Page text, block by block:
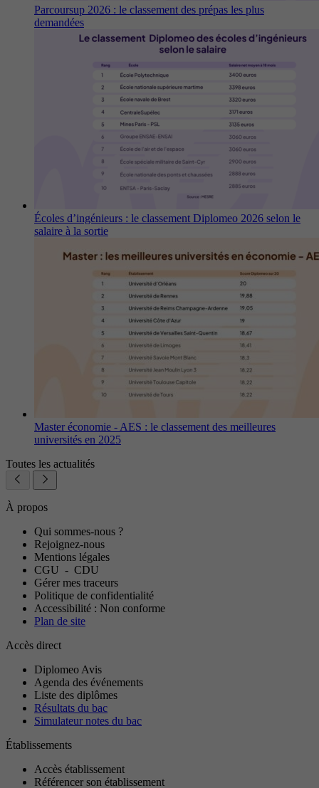
Parcoursup 2026 : le classement des prépas les plus
demandées
Écoles d’ingénieurs : le classement Diplomeo 2026 selon le
salaire à la sortie
Master économie - AES : le classement des meilleures
universités en 2025
Toutes les actualités
À propos
Qui sommes-nous ?
Rejoignez-nous
Mentions légales
CGU - CDU
Gérer mes traceurs
Politique de confidentialité
Accessibilité : Non conforme
Plan de site
Accès direct
Diplomeo Avis
Agenda des événements
Liste des diplômes
Résultats du bac
Simulateur notes du bac
Établissements
Accès établissement
Référencer son établissement